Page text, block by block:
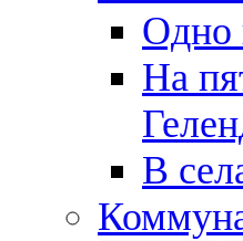
Одно
На
В